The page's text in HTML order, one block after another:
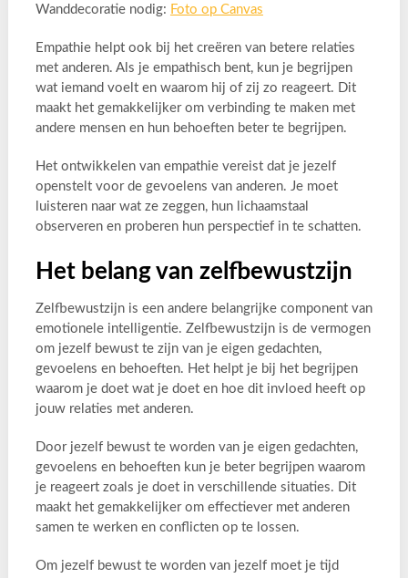
Wanddecoratie nodig: Foto op Canvas
Empathie helpt ook bij het creëren van betere relaties
met anderen. Als je empathisch bent, kun je begrijpen
wat iemand voelt en waarom hij of zij zo reageert. Dit
maakt het gemakkelijker om verbinding te maken met
andere mensen en hun behoeften beter te begrijpen.
Het ontwikkelen van empathie vereist dat je jezelf
openstelt voor de gevoelens van anderen. Je moet
luisteren naar wat ze zeggen, hun lichaamstaal
observeren en proberen hun perspectief in te schatten.
Het belang van zelfbewustzijn
Zelfbewustzijn is een andere belangrijke component van
emotionele intelligentie. Zelfbewustzijn is de vermogen
om jezelf bewust te zijn van je eigen gedachten,
gevoelens en behoeften. Het helpt je bij het begrijpen
waarom je doet wat je doet en hoe dit invloed heeft op
jouw relaties met anderen.
Door jezelf bewust te worden van je eigen gedachten,
gevoelens en behoeften kun je beter begrijpen waarom
je reageert zoals je doet in verschillende situaties. Dit
maakt het gemakkelijker om effectiever met anderen
samen te werken en conflicten op te lossen.
Om jezelf bewust te worden van jezelf moet je tijd